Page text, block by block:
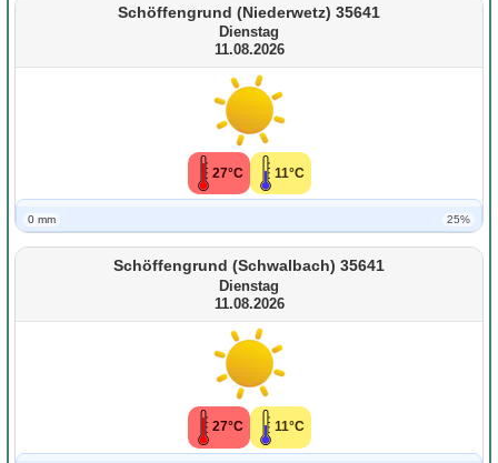
Schöffengrund (Niederwetz) 35641
Dienstag
11.08.2026
27°C 11°C
0 mm 25%
Schöffengrund (Schwalbach) 35641
Dienstag
11.08.2026
27°C 11°C